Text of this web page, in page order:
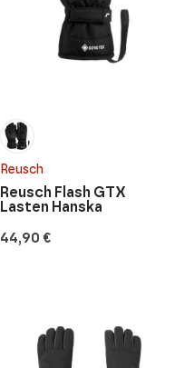
Reusch
44,90 €
Reusch Flash GTX
Lasten Hanska